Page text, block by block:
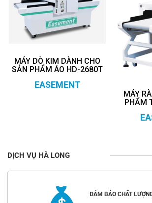
MÁY DÒ KIM DÀNH CHO
SẢN PHẨM ÁO HD-2680T
EASEMENT
MÁY
PHẨM
DỊCH VỤ HÀ LONG
ĐẢM BẢO CHẤT